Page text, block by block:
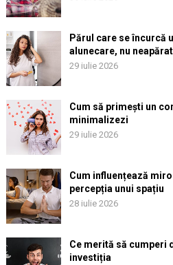
Părul care se încurcă
alunecare, nu
29 iulie 2026
Cum să primești un
minimalizezi
29 iulie 2026
Cum influențează
percepția unui spațiu
28 iulie 2026
Ce merită să cumperi
investiția